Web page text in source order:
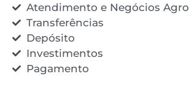
Atendimento e Negócios Agro
Transferências
Depósito
Investimentos
Pagamento